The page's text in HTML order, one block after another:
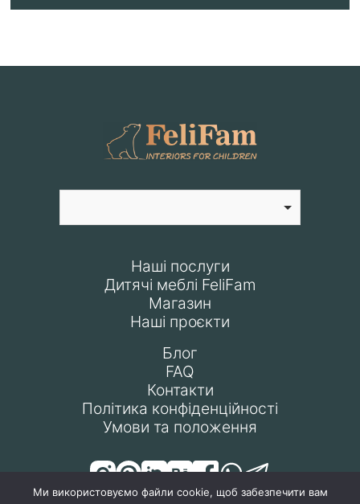
Наші послуги
Дитячі меблі FeliFam
Магазин
Наші проєкти
Блог
FAQ
Контакти
Політика конфіденційності
Умови та положення
Ми використовуємо файли cookie, щоб забезпечити вам